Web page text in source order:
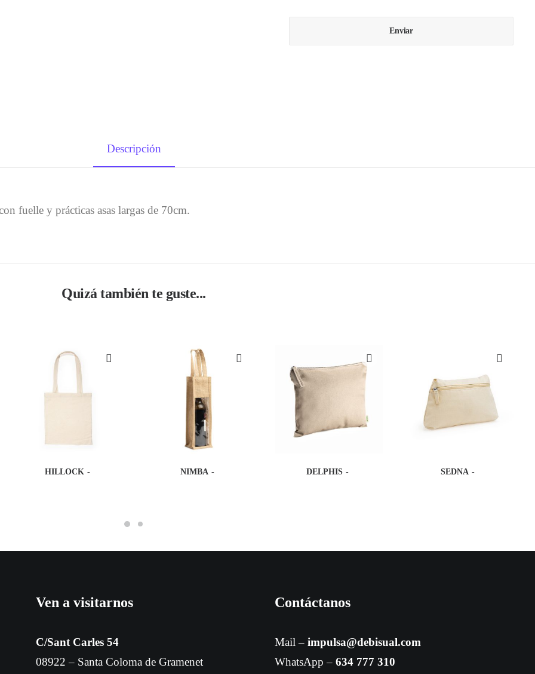
Descripción
fuelle y prácticas asas largas de 70cm.
Quizá también te guste...
HILLOCK NIMBA DELPHIS SEDNA
Ven a visitarnos
C/Sant Carles 54
08922 – Santa Coloma de Gramenet
Contáctanos
Mail – impulsa@debisual.com
WhatsApp – 634 777 310